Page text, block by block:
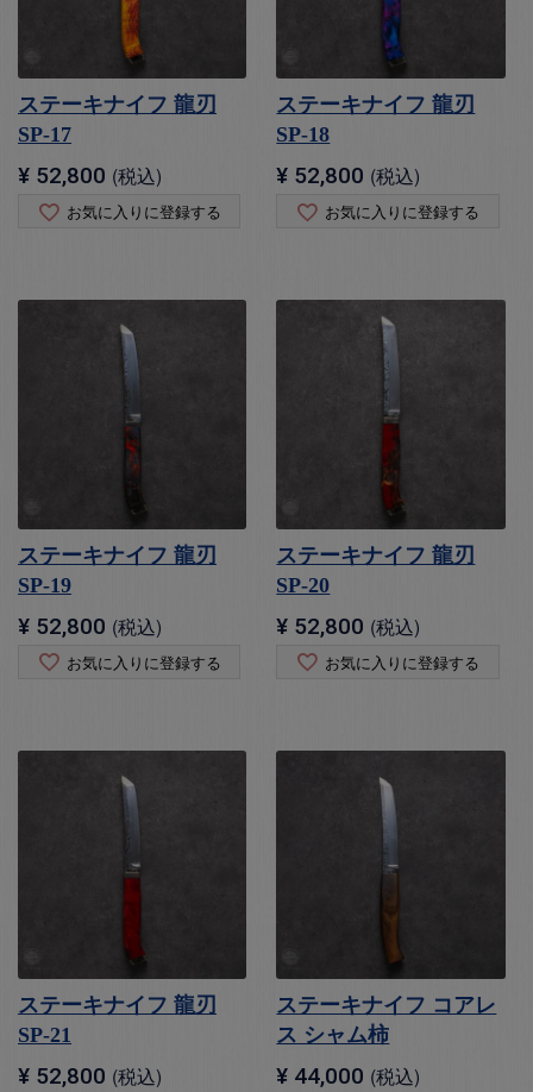
ステーキナイフ 龍刃
SP-17
¥ 52,800 税込
お気に入りに登録する
ステーキナイフ 龍刃
SP-18
¥ 52,800 税込
お気に入りに登録する
ステーキナイフ 龍刃
SP-19
¥ 52,800 税込
お気に入りに登録する
ステーキナイフ 龍刃
SP-20
¥ 52,800 税込
お気に入りに登録する
ステーキナイフ 龍刃
SP-21
¥ 52,800 税込
ステーキナイフ コアレ
ス シャム柿
¥ 44,000 税込